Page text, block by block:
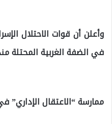
في الضفة الغربية المحتلة
ممارسة “الاعتقال الإداري”